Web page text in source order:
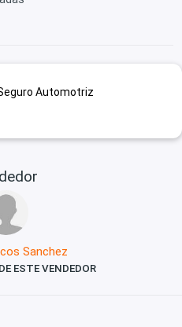
Automotriz
Sanchez
ESTE VENDEDOR